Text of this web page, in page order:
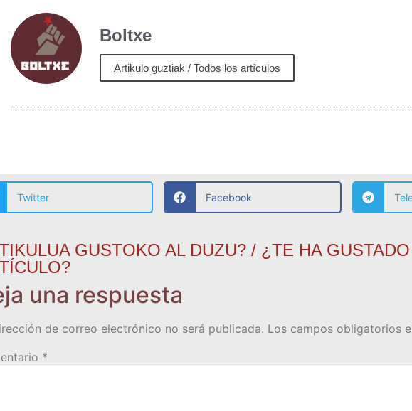
Boltxe
Artikulo guztiak / Todos los artículos
Twitter Facebook
GUSTOKO AL DUZU? / ¿TE HA
una respuesta
de correo electrónico no será publicada. Los campos obligatorios
*